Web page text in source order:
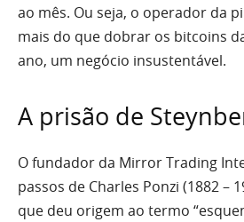
ao mês. Ou seja, o operador da
mais do que dobrar os bitcoins
ano, um negócio insustentável.
A prisão de
O fundador da Mirror Trading
passos de Charles Ponzi (1882 –
que deu origem ao termo